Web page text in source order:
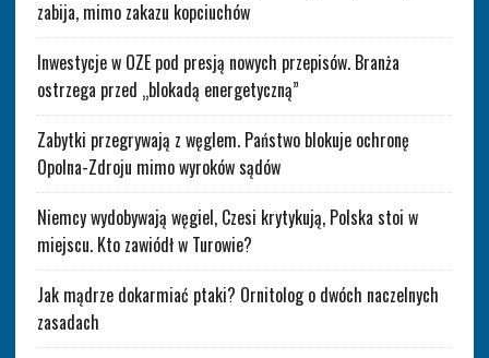
zabija, mimo zakazu kopciuchów
Inwestycje w OZE pod presją nowych przepisów. Branża
ostrzega przed „blokadą energetyczną”
Zabytki przegrywają z węglem. Państwo blokuje ochronę
Opolna-Zdroju mimo wyroków sądów
Niemcy wydobywają węgiel, Czesi krytykują, Polska stoi w
miejscu. Kto zawiódł w Turowie?
Jak mądrze dokarmiać ptaki? Ornitolog o dwóch naczelnych
zasadach